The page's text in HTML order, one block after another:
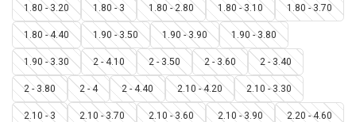
1.80 - 3.20 1.80 - 3 1.80 - 2.80 1.80 - 3.10 1.80 - 3.70
1.80 - 4.40 1.90 - 3.50 1.90 - 3.90 1.90 - 3.80
1.90 - 3.30 2 - 4.10 2 - 3.50 2 - 3.60 2 - 3.40
2 - 3.80 2 - 4 2 - 4.40 2.10 - 4.20 2.10 - 3.30
2.10 - 3 2.10 - 3.70 2.10 - 3.60 2.10 - 3.90 2.20 - 4.60